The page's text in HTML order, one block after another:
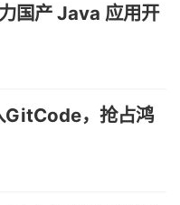
国产 Java 应用开
GitCode，抢占鸿